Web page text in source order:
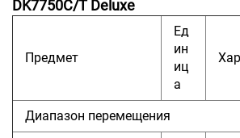
DK7750C/T Deluxe
Предмет
Ед
ин
иц
а
Диапазон перемещения